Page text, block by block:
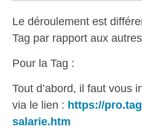
Le déroulement est
Tag par rapport aux
Pour la Tag :
Tout d’abord, il faut vous
via le lien : https://
salarie.htm